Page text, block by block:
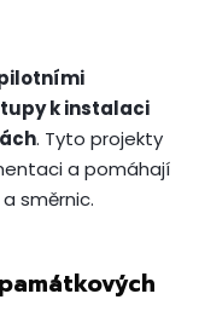
k instalaci
. Tyto projekty
a pomáhají
směrnic.